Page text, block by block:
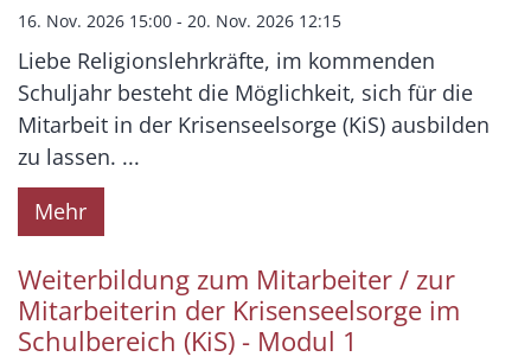
16. Nov. 2026 15:00 - 20. Nov. 2026 12:15
Liebe Religionslehrkräfte, im kommenden
Schuljahr besteht die Möglichkeit, sich für die
Mitarbeit in der Krisenseelsorge (KiS) ausbilden
zu lassen. ...
Mehr
Weiterbildung zum Mitarbeiter / zur
Mitarbeiterin der Krisenseelsorge im
Schulbereich (KiS) - Modul 1